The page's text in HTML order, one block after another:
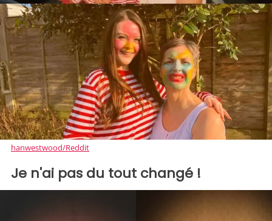
hanwestwood/Reddit
Je n'ai pas du tout changé !